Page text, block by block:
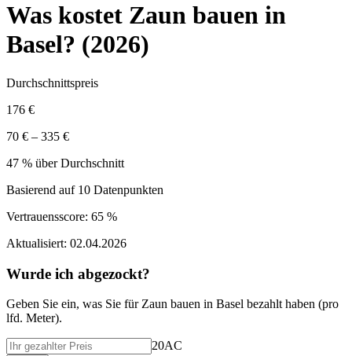
Was kostet Zaun bauen in
Basel? (2026)
Durchschnittspreis
176 €
70 € – 335 €
47 % über Durchschnitt
Basierend auf 10 Datenpunkten
Vertrauensscore: 65 %
Aktualisiert: 02.04.2026
Wurde ich abgezockt?
Geben Sie ein, was Sie für Zaun bauen in Basel bezahlt haben (pro
lfd. Meter).
20AC